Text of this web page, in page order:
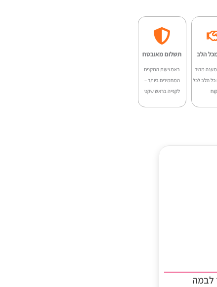
₪1,499.00.
הלב
מענה מהיר
כל הלב לכל
תשלום מאובטח
באמצעות התקנים
המחמירים ביותר –
לקנייה בראש שקט
לבמה